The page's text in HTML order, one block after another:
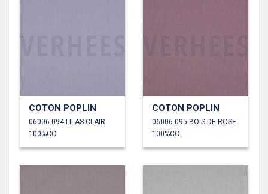
COTON POPLIN
06006.094 LILAS CLAIR
100%CO
COTON POPLIN
06006.095 BOIS DE ROSE
100%CO